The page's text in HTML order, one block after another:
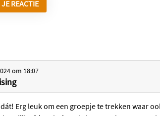
om 18:07
Erg leuk om een groepje te trekken waar